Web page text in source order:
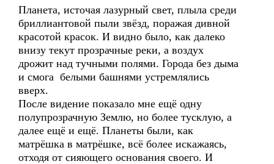
Планета, источая лазурный свет, плыла среди
бриллиантовой пыли звёзд, поражая дивной
красотой красок. И видно было, как далеко
внизу текут прозрачные реки, а воздух
дрожит над тучными полями. Города без дыма
и смога белыми башнями устремлялись
вверх.
После видение показало мне ещё одну
полупрозрачную Землю, но более тусклую, а
далее ещё и ещё. Планеты были, как
матрёшка в матрёшке, всё более искажаясь,
отходя от сияющего основания своего. И